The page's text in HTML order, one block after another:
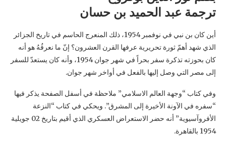
ترجمة عبد الحميد بن حسان
أين كان بن نبي في نوفمبر 1954، ذلك المنعرج الحاسم في تاريخ الجزائر
الذي شهد أهمّ ثورة ‏تحريرية عرفها القرن العشرون؟ إنّ ما نعرفُهُ هو أنه
كان بحوزته تذكرة سفر بحراً في شهر جوان ‏‏1954، وأنه كان يستعدّ للسفر
إلى مصر التي وصل إليها بالفعل في أواخر شهر جوان.‏
وفي كتاب “وجهة العالم الاسلامي” ملاحظة في أسفل الصفحة يذكر فيها
“سفره في الآونة الأخيرة إلى ‏المشرق”. ويحكي في كتاب “النزعة
الأفروآسيوية” أنه حضر الاستعراض العسكري الذي أقيم بتاريخ ‏‏02 جويلية
1954 بالقاهرة.‏